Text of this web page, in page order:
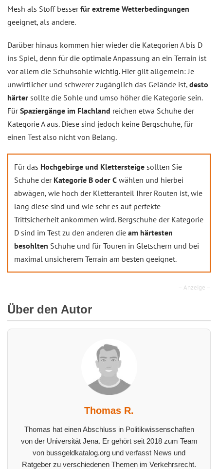
Mesh als Stoff besserfür extreme Wetterbedingungen
geeignet, als andere.
Darüber hinaus kommen hier wieder die Kategorien A bis D
ins Spiel, denn für die optimale Anpassung an ein Terrain ist
vor allem die Schuhsohle wichtig. Hier gilt allgemein: Je
unwirtlicher und schwerer zugänglich das Gelände ist, desto
härter sollte die Sohle und umso höher die Kategorie sein.
FürSpaziergänge im Flachland reichen etwa Schuhe der
Kategorie A aus. Diese sind jedoch keine Bergschuhe, für
einen Test also nicht von Belang.
Für das Hochgebirge und Klettersteige sollten Sie
Schuhe der Kategorie B oder C wählen und hierbei
abwägen, wie hoch der Kletteranteil Ihrer Routen ist, wie
lang diese sind und wie sehr es auf perfekte
Trittsicherheit ankommen wird. Bergschuhe der Kategorie
D sind im Test zu den anderen die am härtesten
besohlten Schuhe und für Touren in Gletschern und bei
maximal unsicherem Terrain am besten geeignet.
– Anzeige –
Über den Autor
Thomas R.
Thomas hat einen Abschluss in Politikwissenschaften
von der Universität Jena. Er gehört seit 2018 zum Team
von bussgeldkatalog.org und verfasst News und
Ratgeber zu verschiedenen Themen im Verkehrsrecht.